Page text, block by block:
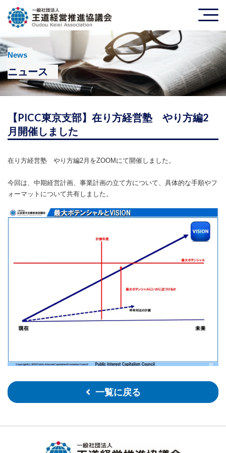
News
ニュース
【PICC東京支部】在り方経営塾 やり方編2
月開催しました
在り方経営塾 やり方編2月をZOOMにて開催しました。
今回は、中期経営計画、事業計画の立て方について、具体的な手順やフ
ォーマットについて共有しました。
一覧に戻る